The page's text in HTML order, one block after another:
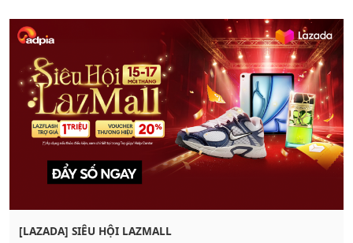
[LAZADA] SIÊU HỘI LAZMALL